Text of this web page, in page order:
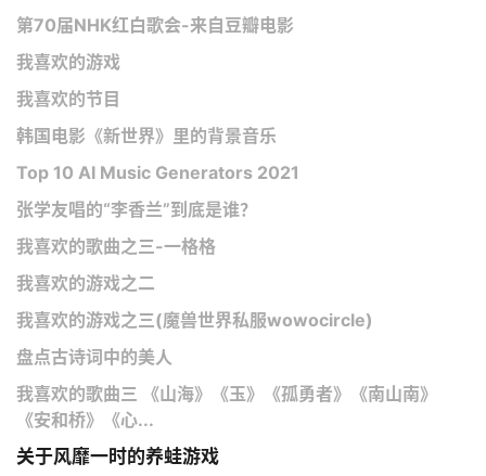
第70届NHK红白歌会-来自豆瓣电影
我喜欢的游戏
我喜欢的节目
韩国电影《新世界》里的背景音乐
Top 10 AI Music Generators 2021
张学友唱的“李香兰”到底是谁？
我喜欢的歌曲之三-一格格
我喜欢的游戏之二
我喜欢的游戏之三(魔兽世界私服wowocircle)
盘点古诗词中的美人
我喜欢的歌曲三 《山海》《玉》《孤勇者》《南山南》
《安和桥》《心...
关于风靡一时的养蛙游戏